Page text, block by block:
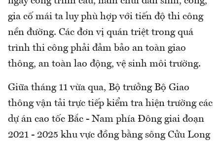
gia cố mái ta luy phù hợp với tiến độ thi công
nền đường. Các đơn vị quán triệt trong quá
trình thi công phải đảm bảo an toàn giao
thông, an toàn lao động, vệ sinh môi trường.
Giữa tháng 11 vừa qua, Bộ trưởng Bộ Giao
thông vận tải trực tiếp kiểm tra hiện trường các
dự án cao tốc Bắc - Nam phía Đông giai đoạn
2021 - 2025 khu vực đồng bằng sông Cửu Long